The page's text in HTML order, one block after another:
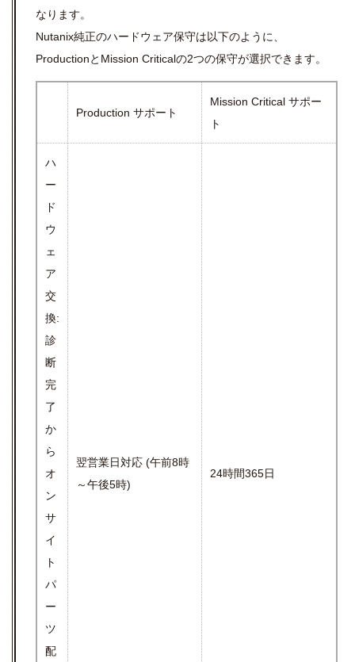
なります。
Nutanix純正のハードウェア保守は以下のように、
ProductionとMission Criticalの2つの保守が選択できます。
Production サポート
Mission Critical サポー
ト
ハ
ー
ド
ウ
ェ
ア
交
換:
診
断
完
了
か
ら
オ
ン
サ
イ
ト
パ
ー
ツ
配
翌営業日対応 (午前8時
～午後5時)
24時間365日